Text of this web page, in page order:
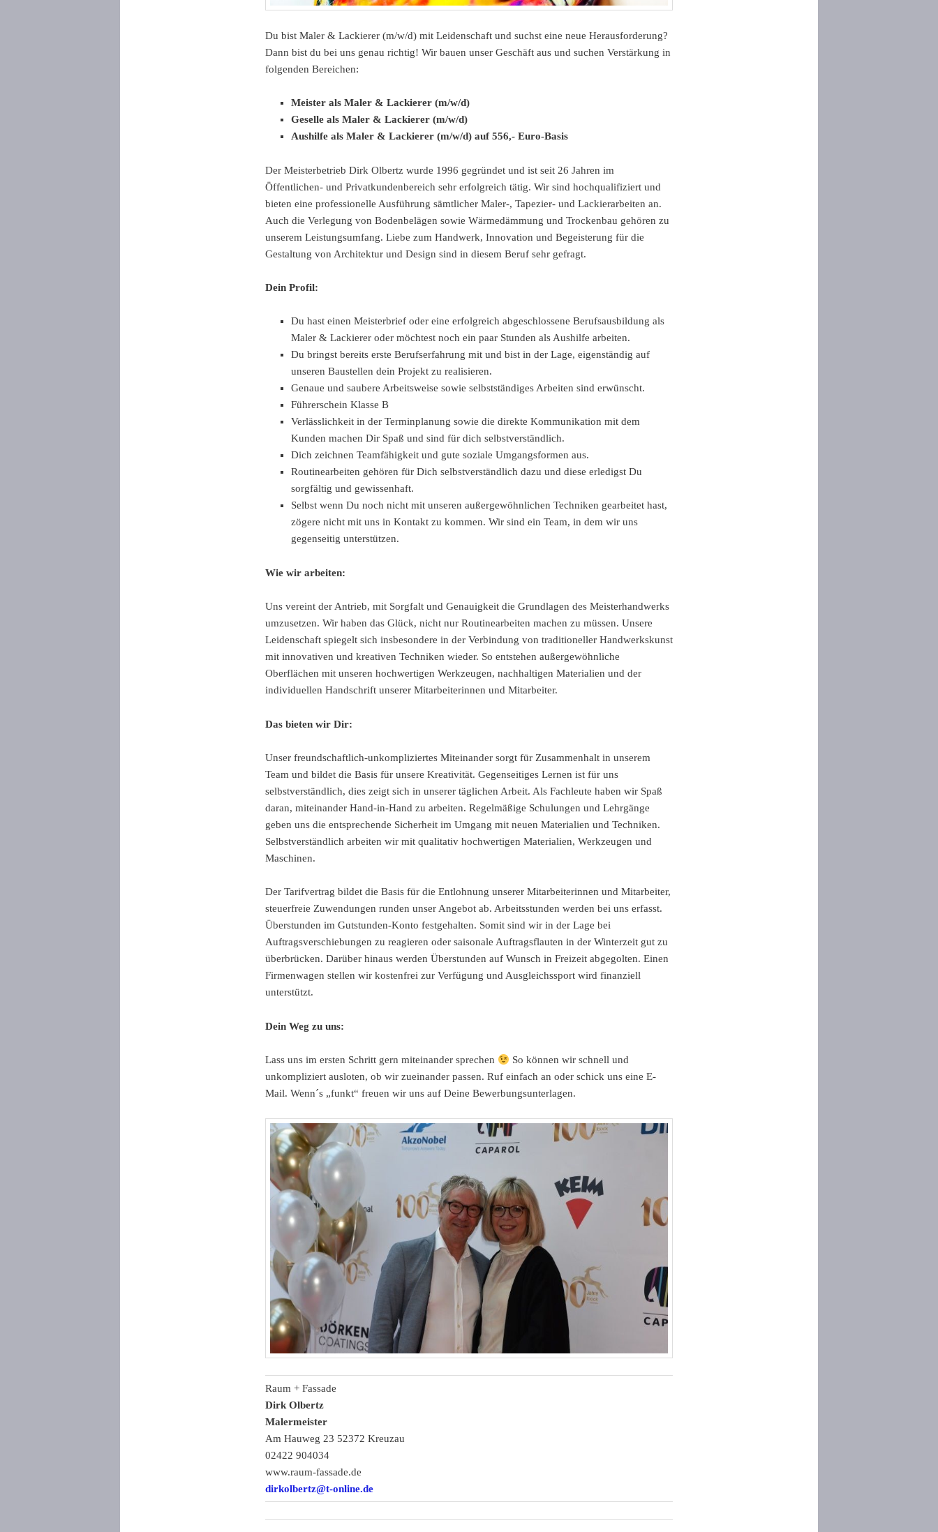
Du bist Maler & Lackierer (m/w/d) mit Leidenschaft und suchst eine neue Herausforderung?
Dann bist du bei uns genau richtig! Wir bauen unser Geschäft aus und suchen Verstärkung in
folgenden Bereichen:
Meister als Maler & Lackierer (m/w/d)
Geselle als Maler & Lackierer (m/w/d)
Aushilfe als Maler & Lackierer (m/w/d) auf 556,- Euro-Basis
Der Meisterbetrieb Dirk Olbertz wurde 1996 gegründet und ist seit 26 Jahren im
Öffentlichen- und Privatkundenbereich sehr erfolgreich tätig. Wir sind hochqualifiziert und
bieten eine professionelle Ausführung sämtlicher Maler-, Tapezier- und Lackierarbeiten an.
Auch die Verlegung von Bodenbelägen sowie Wärmedämmung und Trockenbau gehören zu
unserem Leistungsumfang. Liebe zum Handwerk, Innovation und Begeisterung für die
Gestaltung von Architektur und Design sind in diesem Beruf sehr gefragt.
Dein Profil:
Du hast einen Meisterbrief oder eine erfolgreich abgeschlossene Berufsausbildung als
Maler & Lackierer oder möchtest noch ein paar Stunden als Aushilfe arbeiten.
Du bringst bereits erste Berufserfahrung mit und bist in der Lage, eigenständig auf
unseren Baustellen dein Projekt zu realisieren.
Genaue und saubere Arbeitsweise sowie selbstständiges Arbeiten sind erwünscht.
Führerschein Klasse B
Verlässlichkeit in der Terminplanung sowie die direkte Kommunikation mit dem
Kunden machen Dir Spaß und sind für dich selbstverständlich.
Dich zeichnen Teamfähigkeit und gute soziale Umgangsformen aus.
Routinearbeiten gehören für Dich selbstverständlich dazu und diese erledigst Du
sorgfältig und gewissenhaft.
Selbst wenn Du noch nicht mit unseren außergewöhnlichen Techniken gearbeitet hast,
zögere nicht mit uns in Kontakt zu kommen. Wir sind ein Team, in dem wir uns
gegenseitig unterstützen.
Wie wir arbeiten:
Uns vereint der Antrieb, mit Sorgfalt und Genauigkeit die Grundlagen des Meisterhandwerks
umzusetzen. Wir haben das Glück, nicht nur Routinearbeiten machen zu müssen. Unsere
Leidenschaft spiegelt sich insbesondere in der Verbindung von traditioneller Handwerkskunst
mit innovativen und kreativen Techniken wieder. So entstehen außergewöhnliche
Oberflächen mit unseren hochwertigen Werkzeugen, nachhaltigen Materialien und der
individuellen Handschrift unserer Mitarbeiterinnen und Mitarbeiter.
Das bieten wir Dir:
Unser freundschaftlich-unkompliziertes Miteinander sorgt für Zusammenhalt in unserem
Team und bildet die Basis für unsere Kreativität. Gegenseitiges Lernen ist für uns
selbstverständlich, dies zeigt sich in unserer täglichen Arbeit. Als Fachleute haben wir Spaß
daran, miteinander Hand-in-Hand zu arbeiten. Regelmäßige Schulungen und Lehrgänge
geben uns die entsprechende Sicherheit im Umgang mit neuen Materialien und Techniken.
Selbstverständlich arbeiten wir mit qualitativ hochwertigen Materialien, Werkzeugen und
Maschinen.
Der Tarifvertrag bildet die Basis für die Entlohnung unserer Mitarbeiterinnen und Mitarbeiter,
steuerfreie Zuwendungen runden unser Angebot ab. Arbeitsstunden werden bei uns erfasst.
Überstunden im Gutstunden-Konto festgehalten. Somit sind wir in der Lage bei
Auftragsverschiebungen zu reagieren oder saisonale Auftragsflauten in der Winterzeit gut zu
überbrücken. Darüber hinaus werden Überstunden auf Wunsch in Freizeit abgegolten. Einen
Firmenwagen stellen wir kostenfrei zur Verfügung und Ausgleichssport wird finanziell
unterstützt.
Dein Weg zu uns:
Lass uns im ersten Schritt gern miteinander sprechen
So können wir schnell und
unkompliziert ausloten, ob wir zueinander passen. Ruf einfach an oder schick uns eine E-
Mail. Wenn´s „funkt“ freuen wir uns auf Deine Bewerbungsunterlagen.
Raum + Fassade
Dirk Olbertz
Malermeister
Am Hauweg 23 52372 Kreuzau
02422 904034
www.raum-fassade.de
dirkolbertz@t-online.de